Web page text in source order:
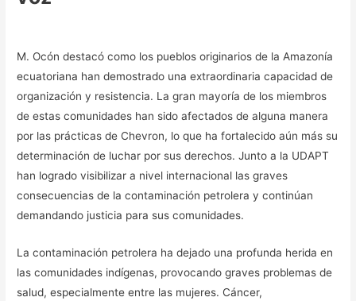
M. Ocón destacó como los pueblos originarios de la Amazonía
ecuatoriana han demostrado una extraordinaria capacidad de
organización y resistencia. La gran mayoría de los miembros
de estas comunidades han sido afectados de alguna manera
por las prácticas de Chevron, lo que ha fortalecido aún más su
determinación de luchar por sus derechos. Junto a la UDAPT
han logrado visibilizar a nivel internacional las graves
consecuencias de la contaminación petrolera y continúan
demandando justicia para sus comunidades.
La contaminación petrolera ha dejado una profunda herida en
las comunidades indígenas, provocando graves problemas de
salud, especialmente entre las mujeres. Cáncer,